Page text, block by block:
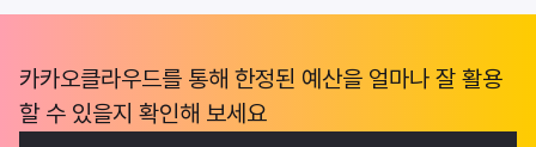
카카오클라우드를 통해 한정된 예산을 얼마나 잘 활용
할 수 있을지 확인해 보세요